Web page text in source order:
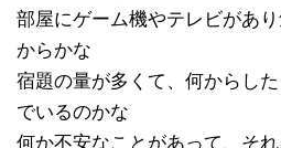
部屋にゲーム機やテレビがあ
からかな
宿題の量が多くて、何からし
でいるのかな
何か不安なことがあって、そ